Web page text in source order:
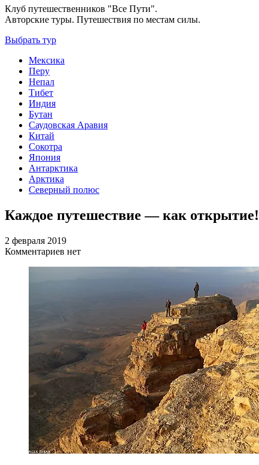
Клуб путешественников "Все Пути".
Авторские туры. Путешествия по местам силы.
Выбрать тур
Мексика
Перу
Непал
Тибет
Индия
Бутан
Саудовская Аравия
Китай
Сокотра
Япония
Антарктика
Арктика
Северный полюс
Каждое путешествие — как открытие!
2 февраля 2019
Комментариев нет